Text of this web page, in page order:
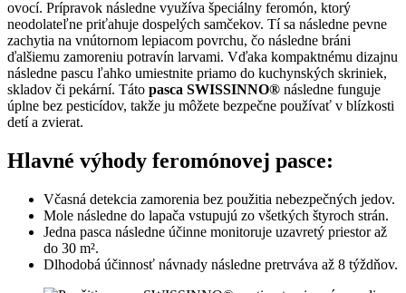
ovocí. Prípravok následne využíva špeciálny feromón, ktorý
neodolateľne priťahuje dospelých samčekov. Tí sa následne pevne
zachytia na vnútornom lepiacom povrchu, čo následne bráni
ďalšiemu zamoreniu potravín larvami. Vďaka kompaktnému dizajnu
následne pascu ľahko umiestnite priamo do kuchynských skriniek,
skladov či pekární. Táto pasca SWISSINNO® následne funguje
úplne bez pesticídov, takže ju môžete bezpečne používať v blízkosti
detí a zvierat.
Hlavné výhody feromónovej pasce:
Včasná detekcia zamorenia bez použitia nebezpečných jedov.
Mole následne do lapača vstupujú zo všetkých štyroch strán.
Jedna pasca následne účinne monitoruje uzavretý priestor až
do 30 m².
Dlhodobá účinnosť návnady následne pretrváva až 8 týždňov.